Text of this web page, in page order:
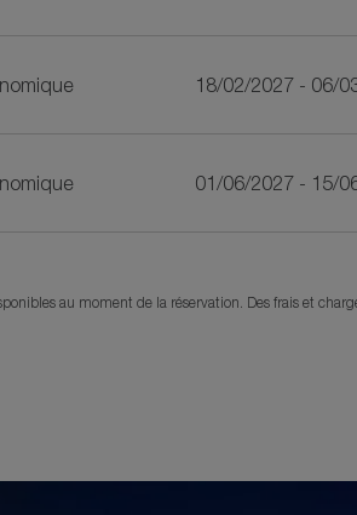
18/02/2027 - 06/
01/06/2027 - 15/
au moment de la réservation. Des frais et